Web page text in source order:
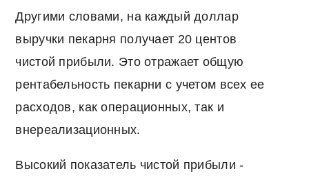
Другими словами, на каждый доллар
выручки пекарня получает 20 центов
чистой прибыли. Это отражает общую
рентабельность пекарни с учетом всех ее
расходов, как операционных, так и
внереализационных.
Высокий показатель чистой прибыли -